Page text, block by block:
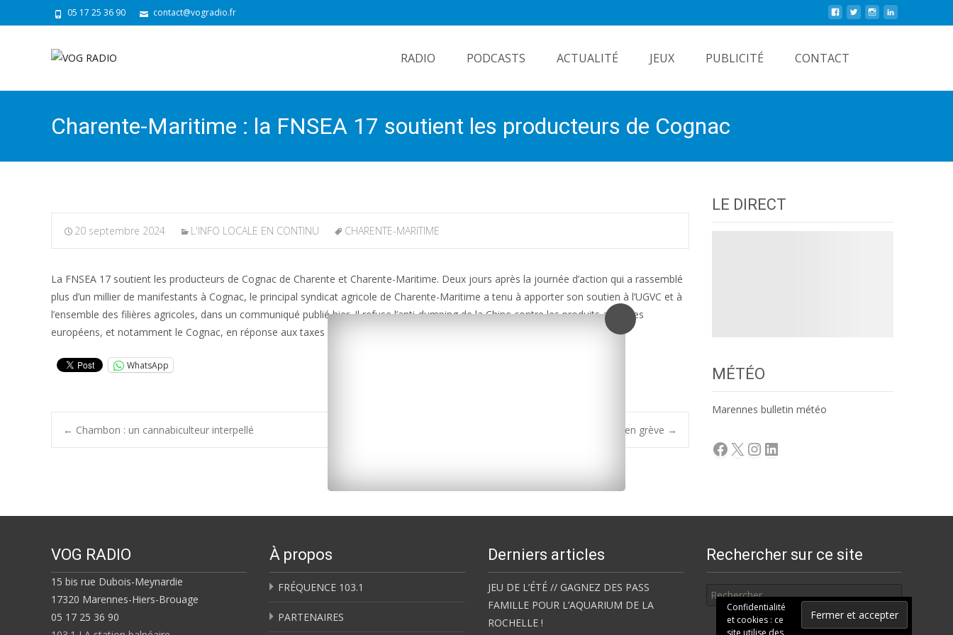
05 17 25 36 90 contact@vogradio.fr
RADIO PODCASTS ACTUALITÉ JEUX PUBLICITÉ CONTACT
Charente-Maritime : la FNSEA 17 soutient les producteurs de Cognac
20 septembre 2024 L'INFO LOCALE EN CONTINU CHARENTE-MARITIME
La FNSEA 17 soutient les producteurs de Cognac de Charente et Charente-Maritime. Deux jours après la journée d’action qui a rassemblé
plus d’un millier de manifestants à Cognac, le principal syndicat agricole de Charente-Maritime a tenu à apporter son soutien à l’UGVC et à
l’ensemble des filières agricoles, dans un communiqué publié hier. Il refuse l’anti-dumping de la Chine contre les produits agricoles
européens, et notamment le Cognac, en réponse aux taxes européennes sur les véhicules électriques chinois.
WhatsApp
Post
← Chambon : un cannabiculteur interpellé La Rochelle : les salariés de la Chambre d’agriculture en grève →
LE DIRECT
MÉTÉO
Marennes bulletin météo
Facebook
X Instagram
LinkedIn
VOG RADIO
15 bis rue Dubois-Meynardie
17320 Marennes-Hiers-Brouage
05 17 25 36 90
À propos
FRÉQUENCE 103.1
PARTENAIRES
Derniers articles
JEU DE L’ÉTÉ // GAGNEZ DES PASS
FAMILLE POUR L’AQUARIUM DE LA
ROCHELLE !
Rechercher sur ce site
Confidentialité
et cookies : ce
site utilise des